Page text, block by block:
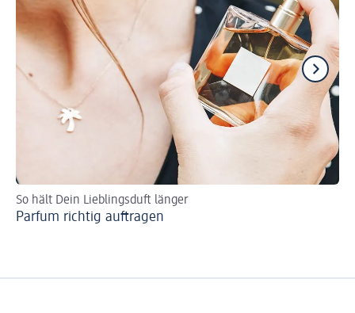
So hält Dein Lieblingsduft länger
Parfum richtig auftragen